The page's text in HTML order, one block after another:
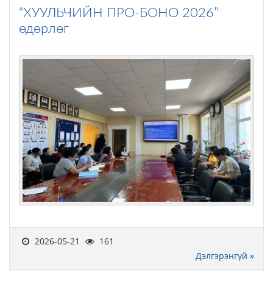
“ХУУЛЬЧИЙН ПРО-БОНО 2026”
өдөрлөг
2026-05-21
161
Дэлгэрэнгүй »